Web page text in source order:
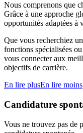
Nous comprenons que
Grâce à une approche
opportunités adaptées à
Que vous recherchiez
fonctions spécialisées
vous connecter aux
objectifs de carrière.
En lire plusEn lire moins
Candidature
Vous ne trouvez pas de